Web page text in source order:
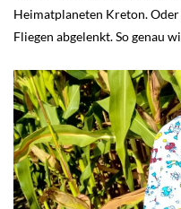
Heimatplaneten Kreton.
Fliegen abgelenkt. So genau